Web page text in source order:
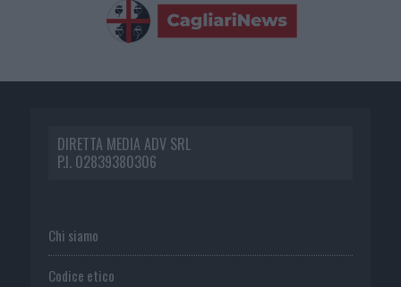
DIRETTA MEDIA ADV SRL
P.I. 02839380306
Chi siamo
Codice etico